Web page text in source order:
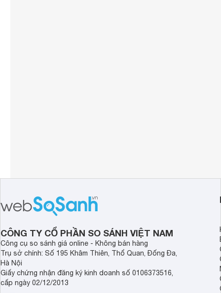
CÔNG TY CỔ PHẦN SO SÁNH VIỆT NAM
Công cụ so sánh giá online - Không bán hàng
Trụ sở chính: Số 195 Khâm Thiên, Thổ Quan, Đống Đa,
Hà Nội
Giấy chứng nhận đăng ký kinh doanh số 0106373516,
cấp ngày 02/12/2013